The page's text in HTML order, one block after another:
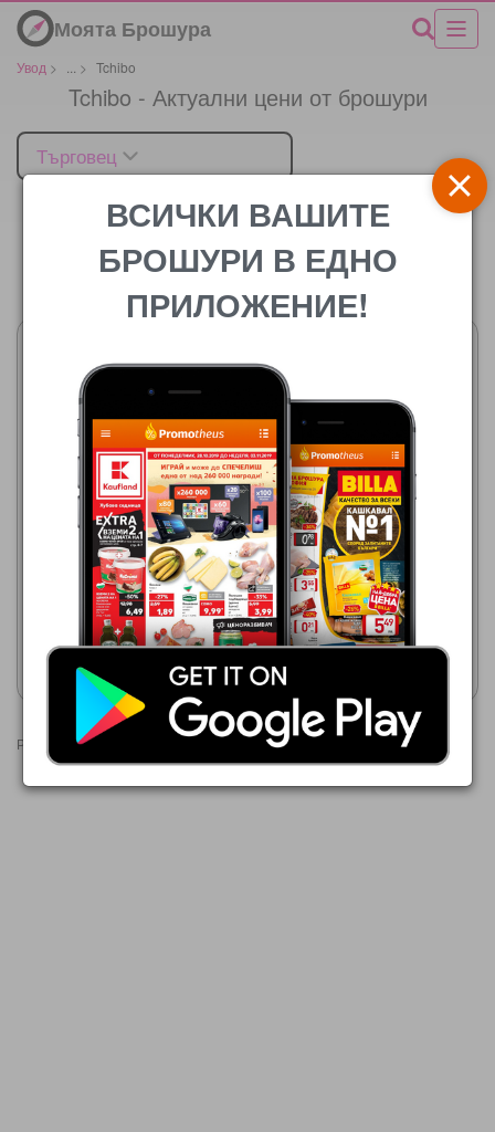
Моята Брошура
Увод > > Tchibo
Tchibo - Актуални цени от брошури
Търговец
Цената
23.07.2026 - 19.08.2026
TCHIBO Мляно турско кафе
Покажи брошурата
Кауфланд
03.08.2026 - 09.08.2026
4,99 €
Tchibo Espresso
Реклами
ВСИЧКИ ВАШИТЕ
БРОШУРИ В ЕДНО
ПРИЛОЖЕНИЕ!